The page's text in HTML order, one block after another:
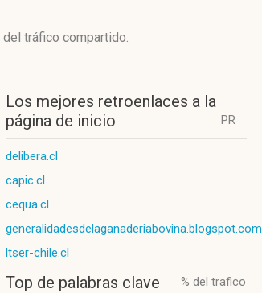
del tráfico compartido.
Los mejores retroenlaces a la
página de inicio
PR
delibera.cl
capic.cl
cequa.cl
generalidadesdelaganaderiabovina.blogspot.com
ltser-chile.cl
Top de palabras clave % del trafico